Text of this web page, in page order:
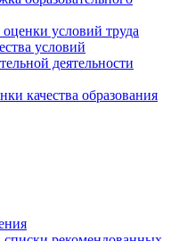
условий труда
условий
деятельности
качества образования